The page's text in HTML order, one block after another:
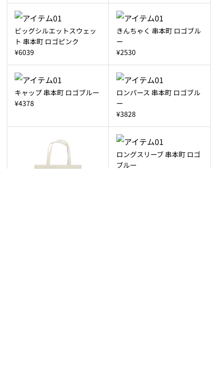
ビッグシルエットスウェッ
ト 串本町 ロゴピンク
¥6039
きんちゃく 串本町 ロゴブル
ー
¥2530
キャップ 串本町 ロゴブルー
¥4378
ロンパース 串本町 ロゴブル
ー
¥3828
ロングスリーブ 串本町 ロゴ
ブルー